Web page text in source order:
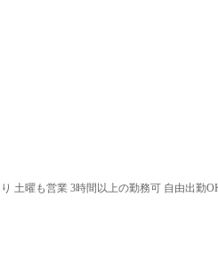
土曜も営業 3時間以上の勤務可 自由出勤